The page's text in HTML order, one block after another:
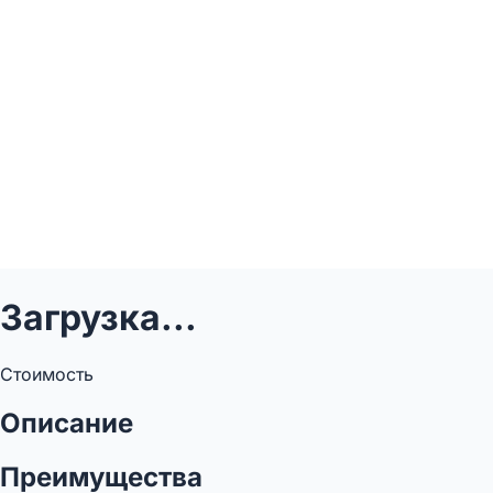
Загрузка...
Стоимость
Описание
Преимущества